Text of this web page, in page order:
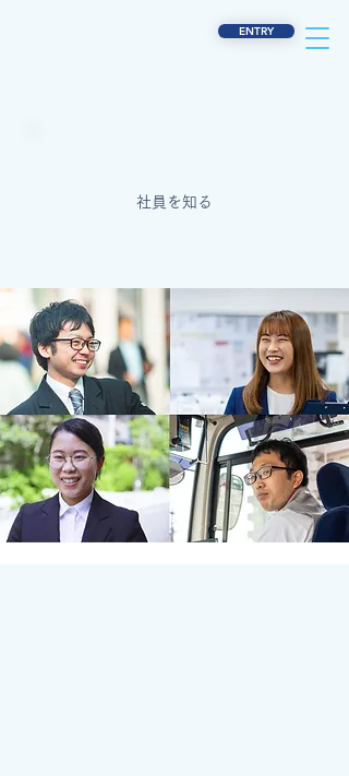
ENTRY
社員を知る